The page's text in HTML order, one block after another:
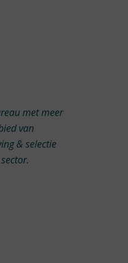
met meer
van
& selectie